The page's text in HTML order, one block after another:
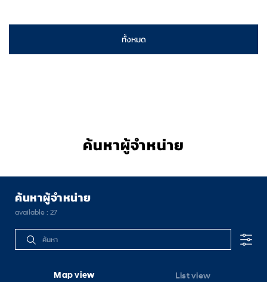
IONIQ 5 N
starting MSRP
ทั้งหมด
ค้นหาผู้จำหน่าย
ค้นหาผู้จำหน่าย
available : 27
Map view List view